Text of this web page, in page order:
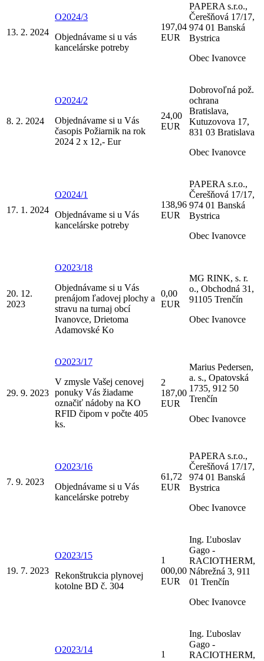
13. 2. 2024
O2024/3
Objednávame si u vás
kancelárske potreby
197,04
EUR
PAPERA s.r.o.,
Čerešňová 17/17,
974 01 Banská
Bystrica
Obec Ivanovce
8. 2. 2024
O2024/2
Objednávame si u Vás
časopis Požiarnik na rok
2024 2 x 12,- Eur
24,00
EUR
Dobrovoľná pož.
ochrana
Bratislava,
Kutuzovova 17,
831 03 Bratislava
Obec Ivanovce
17. 1. 2024
O2024/1
Objednávame si u Vás
kancelárske potreby
138,96
EUR
PAPERA s.r.o.,
Čerešňová 17/17,
974 01 Banská
Bystrica
Obec Ivanovce
20. 12.
2023
O2023/18
Objednávame si u Vás
prenájom ľadovej plochy a
stravu na turnaj obcí
Ivanovce, Drietoma
Adamovské Ko
0,00
EUR
MG RINK, s. r.
o., Obchodná 31,
91105 Trenčín
Obec Ivanovce
29. 9. 2023
O2023/17
V zmysle Vašej cenovej
ponuky Vás žiadame
označiť nádoby na KO
RFID čipom v počte 405
ks.
2
187,00
EUR
Marius Pedersen,
a. s., Opatovská
1735, 912 50
Trenčín
Obec Ivanovce
7. 9. 2023
O2023/16
Objednávame si u Vás
kancelárske potreby
61,72
EUR
PAPERA s.r.o.,
Čerešňová 17/17,
974 01 Banská
Bystrica
Obec Ivanovce
19. 7. 2023
O2023/15
Rekonštrukcia plynovej
kotolne BD č. 304
1
000,00
EUR
Ing. Ľuboslav
Gago -
RACIOTHERM,
Nábrežná 3, 911
01 Trenčín
Obec Ivanovce
O2023/14
1
Ing. Ľuboslav
Gago -
RACIOTHERM,